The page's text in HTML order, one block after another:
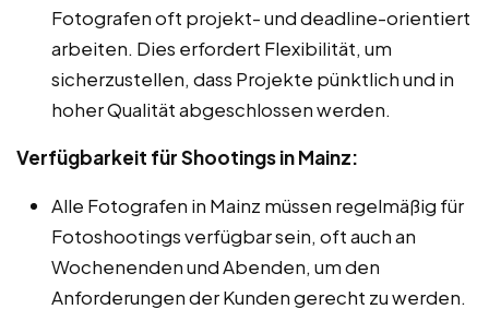
Fotografen oft projekt- und deadline-orientiert
arbeiten. Dies erfordert Flexibilität, um
sicherzustellen, dass Projekte pünktlich und in
hoher Qualität abgeschlossen werden.
Verfügbarkeit für Shootings in Mainz:
Alle Fotografen in Mainz müssen regelmäßig für
Fotoshootings verfügbar sein, oft auch an
Wochenenden und Abenden, um den
Anforderungen der Kunden gerecht zu werden.